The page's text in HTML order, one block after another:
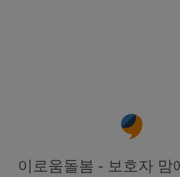
이로움돌봄 - 보호자 맘